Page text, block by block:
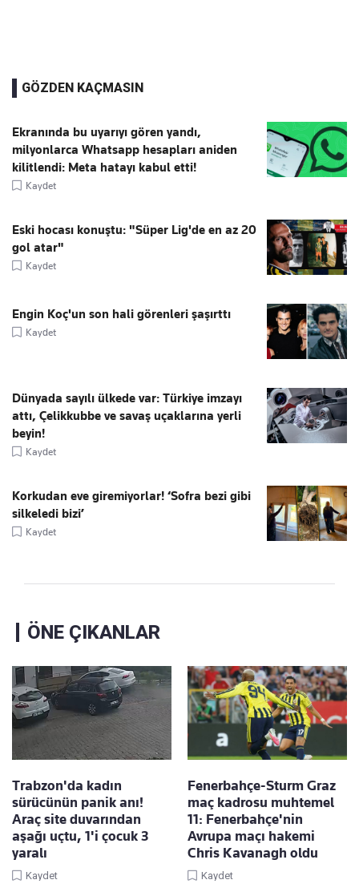
GÖZDEN KAÇMASIN
Ekranında bu uyarıyı gören yandı,
milyonlarca Whatsapp hesapları aniden
kilitlendi: Meta hatayı kabul etti!
Kaydet
Eski hocası konuştu: "Süper Lig'de en az 20
gol atar"
Kaydet
Engin Koç'un son hali görenleri şaşırttı
Kaydet
Dünyada sayılı ülkede var: Türkiye imzayı
attı, Çelikkubbe ve savaş uçaklarına yerli
beyin!
Kaydet
Korkudan eve giremiyorlar! ‘Sofra bezi gibi
silkeledi bizi’
Kaydet
ÖNE ÇIKANLAR
Trabzon'da kadın
sürücünün panik anı!
Araç site duvarından
aşağı uçtu, 1'i çocuk 3
yaralı
Kaydet
Fenerbahçe-Sturm Graz
maç kadrosu muhtemel
11: Fenerbahçe'nin
Avrupa maçı hakemi
Chris Kavanagh oldu
Kaydet